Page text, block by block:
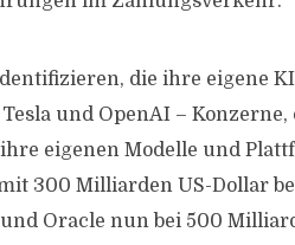
die ihre eigene
und OpenAI –
eigenen Modelle und
300 Milliarden US-Dollar
Oracle nun bei 500